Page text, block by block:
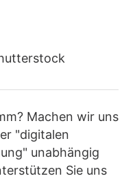
Machen wir uns
"digitalen
unabhängig
Sie uns